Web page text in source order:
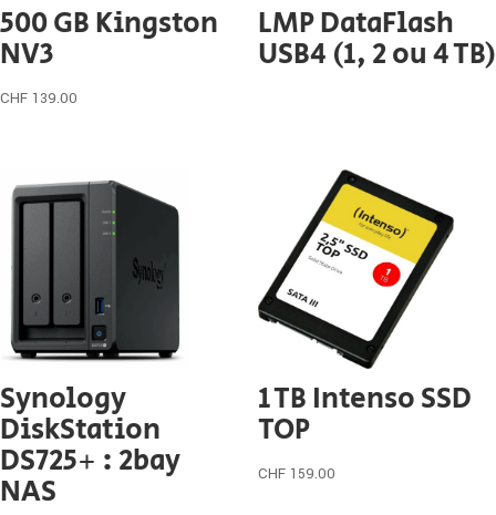
500 GB Kingston
NV3
CHF 139.00
LMP DataFlash
USB4 (1, 2 ou 4 TB)
Synology
DiskStation
DS725+ : 2bay
NAS
1 TB Intenso SSD
TOP
CHF 159.00